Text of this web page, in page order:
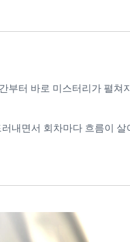
부터 바로 미스터리가 펼쳐
내면서 회차마다 흐름이 살